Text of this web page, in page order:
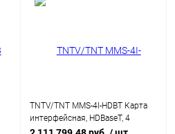
TNTV/TNT MMS-4I-HDBT Карта
интерфейсная, HDBaseT, 4
внешних входных порта: RJ45,